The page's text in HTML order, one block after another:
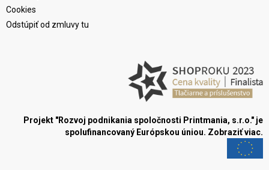
Cookies
Odstúpiť od zmluvy tu
Projekt "Rozvoj podnikania spoločnosti Printmania, s.r.o." je
spolufinancovaný Európskou úniou. Zobraziť viac.